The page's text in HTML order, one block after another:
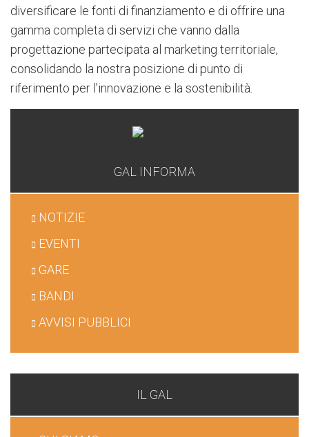
diversificare le fonti di finanziamento e di offrire una
gamma completa di servizi che vanno dalla
progettazione partecipata al marketing territoriale,
consolidando la nostra posizione di punto di
riferimento per l'innovazione e la sostenibilità.
GAL INFORMA
NOTIZIE
EVENTI
GARE
BANDI
AVVISI PUBBLICI
IL GAL